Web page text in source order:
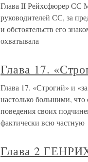
Глава II Рейхсфюрер СС
руководителей СС, за
и обстоятельств его
охватывала
Глава 17.
Глава 17. «Строгий» и
настолько большими,
поведения своих
фактически всю частную
Глава 2